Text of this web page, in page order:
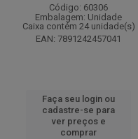
Código: 60306
Embalagem: Unidade
Caixa contém 24 unidade(s)
EAN: 7891242457041
Faça seu login ou
cadastre-se para
ver preços e
comprar